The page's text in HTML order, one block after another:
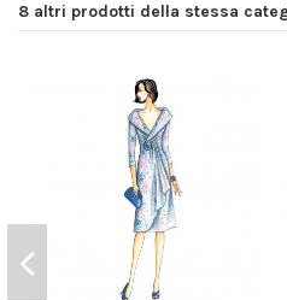
8 altri prodotti della stessa